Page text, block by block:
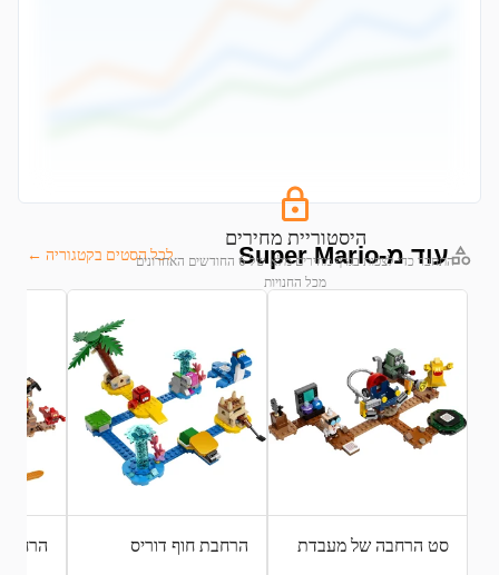
היסטוריית מחירים
התחבר כדי לצפות בגרף מחירים מלא של 6 החודשים האחרונים
מכל החנויות
עוד מ-Super Mario לכל הסטים בקטגוריה ←
סט הרחבה של מעבדת
הרחבת חוף דוריס